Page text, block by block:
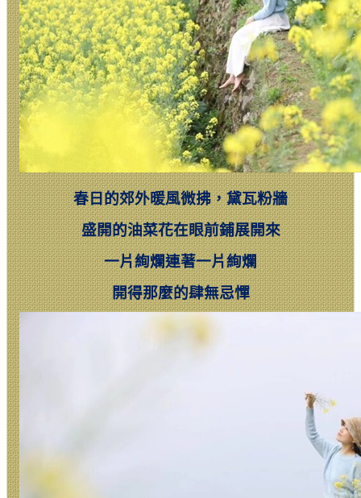
春日的郊外暖風微拂，黛瓦粉牆
盛開的油菜花在眼前鋪展開來
一片絢爛連著一片絢爛
開得那麼的肆無忌憚